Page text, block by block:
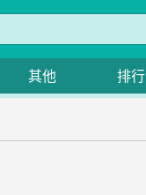
其他 排行